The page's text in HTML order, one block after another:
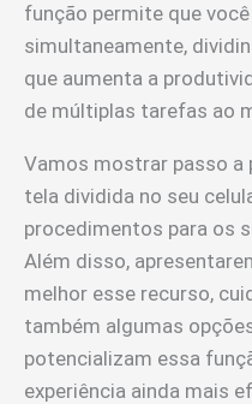
função permite que
simultaneamente,
que aumenta a
de múltiplas tarefas ao
Vamos mostrar passo a
tela dividida no seu
procedimentos para os
Além disso,
melhor esse recurso,
também algumas
potencializam essa
experiência ainda mais